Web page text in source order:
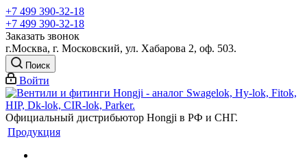
+7 499 390-32-18
+7 499 390-32-18
Заказать звонок
г.Москва, г. Московский, ул. Хабарова 2, оф. 503.
Поиск
Войти
Официальный дистрибьютор Hongji в РФ и СНГ.
Продукция